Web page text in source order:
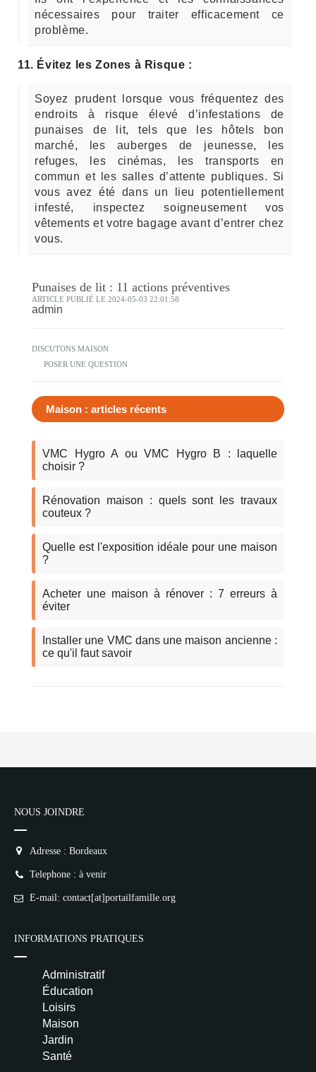
nécessaires pour traiter efficacement ce
problème.
11. Évitez les Zones à Risque :
Soyez prudent lorsque vous fréquentez des
endroits à risque élevé d’infestations de
punaises de lit, tels que les hôtels bon
marché, les auberges de jeunesse, les
refuges, les cinémas, les transports en
commun et les salles d’attente publiques. Si
vous avez été dans un lieu potentiellement
infesté, inspectez soigneusement vos
vêtements et votre bagage avant d’entrer chez
vous.
Punaises de lit : 11 actions préventives
ARTICLE PUBLIÉ LE 2024-05-03 22:01:58
admin
DISCUTONS MAISON
POSER UNE QUESTION
Maison : articles récents
VMC Hygro A ou VMC Hygro B : laquelle
choisir ?
Rénovation maison : quels sont les travaux
couteux ?
Quelle est l'exposition idéale pour une maison
?
Acheter une maison à rénover : 7 erreurs à
éviter
Installer une VMC dans une maison ancienne :
ce qu'il faut savoir
NOUS JOINDRE
Adresse : Bordeaux
Telephone : à venir
E-mail: contact[at]portailfamille.org
INFORMATIONS PRATIQUES
Administratif
Éducation
Loisirs
Maison
Jardin
Santé